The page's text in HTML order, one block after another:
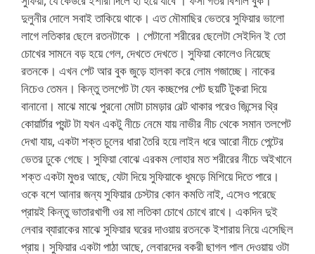
দুলুনীর দোলে সবাই তাকিয়ে থাকে। এত মৌমাছির ভেতরে সুফিয়ার ভালো
লাগে লতিকার ছেলে রতনটাকে । পেটানো শরীরের ছেলেটা সেইদিন ই তো
চোখের সামনে বড় হয়ে গেল, দেখতে দেখতে। সুফিয়া কোলেও নিয়েছে
রতনকে। এখন পেট আর বুক জুড়ে হালকা করে লোম গজাচ্ছে। নাকের
নিচেও তেমন। কিন্তু তলপেট টা যেন কচ্ছপের পেট ছয়টি টুকরা দিয়ে
বানানো। মাঝে মাঝে পুরনো মোটা চামড়ার বেল্ট থাকার পরেও জিন্সের থ্রি
কোয়ার্টার প্যন্ট টা যখন একটু নীচে নেমে যায় নাভীর নীচ থেকে সমান তলপেট
দেখা যায়, একটা শক্ত চুলের ধারা তৈরি হয়ে লাইন ধরে আরো নীচে পেন্টের
ভেতর ঢুকে গেছে। সুফিয়া বোঝে এরকম লোহার মত শরীরের নীচে অইখানে
শক্ত একটা মুগুর আছে, যেটা দিয়ে সুফিয়াকে ধুমড়ে মিশিয়ে দিতে পারে।
ওকে বশে আনার জন্য সুফিয়ার চেস্টার কোন কমতি নাই, এসেও পরেছে
প্রায়ই কিন্তু ভাতারখাগী ওর মা লতিকা চোখে চোখে রাখে। একদিন দুই
লেবার ব্যারাকের মাঝে সুফিয়ার ঘরের দাওয়ায় রতনকে ইশারায় নিয়ে এসেছিল
প্রায়। সুফিয়ার একটা পাঠা আছে, লেবারদের বকরী ছাগল পাল দেওয়ায় ওটা